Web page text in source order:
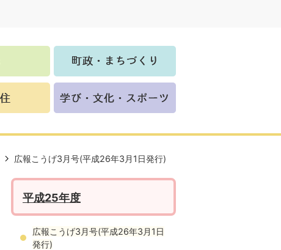
広報こうげ3月号(平成26年3月1日発行)
平成25年度
広報こうげ3月号(平成26年3月1日
発行)